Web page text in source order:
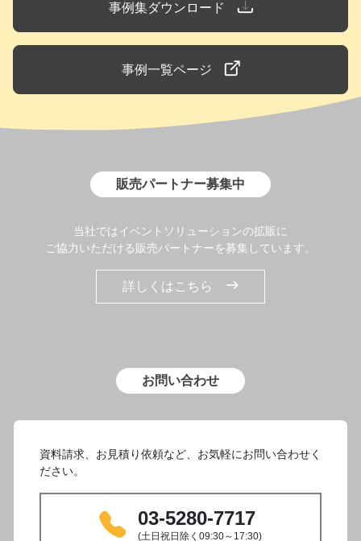
事例集ダウンロード
事例一覧ページ
販売パートナー募集中
当社ではイベントソリューションの拡販に
ご協力いただける販売パートナーを募集しています。
詳しくはこちら
お問い合わせ
資料請求、お見積り依頼など、お気軽にお問い合わせく
ださい。
03-5280-7717
(土日祝日除く09:30～17:30)